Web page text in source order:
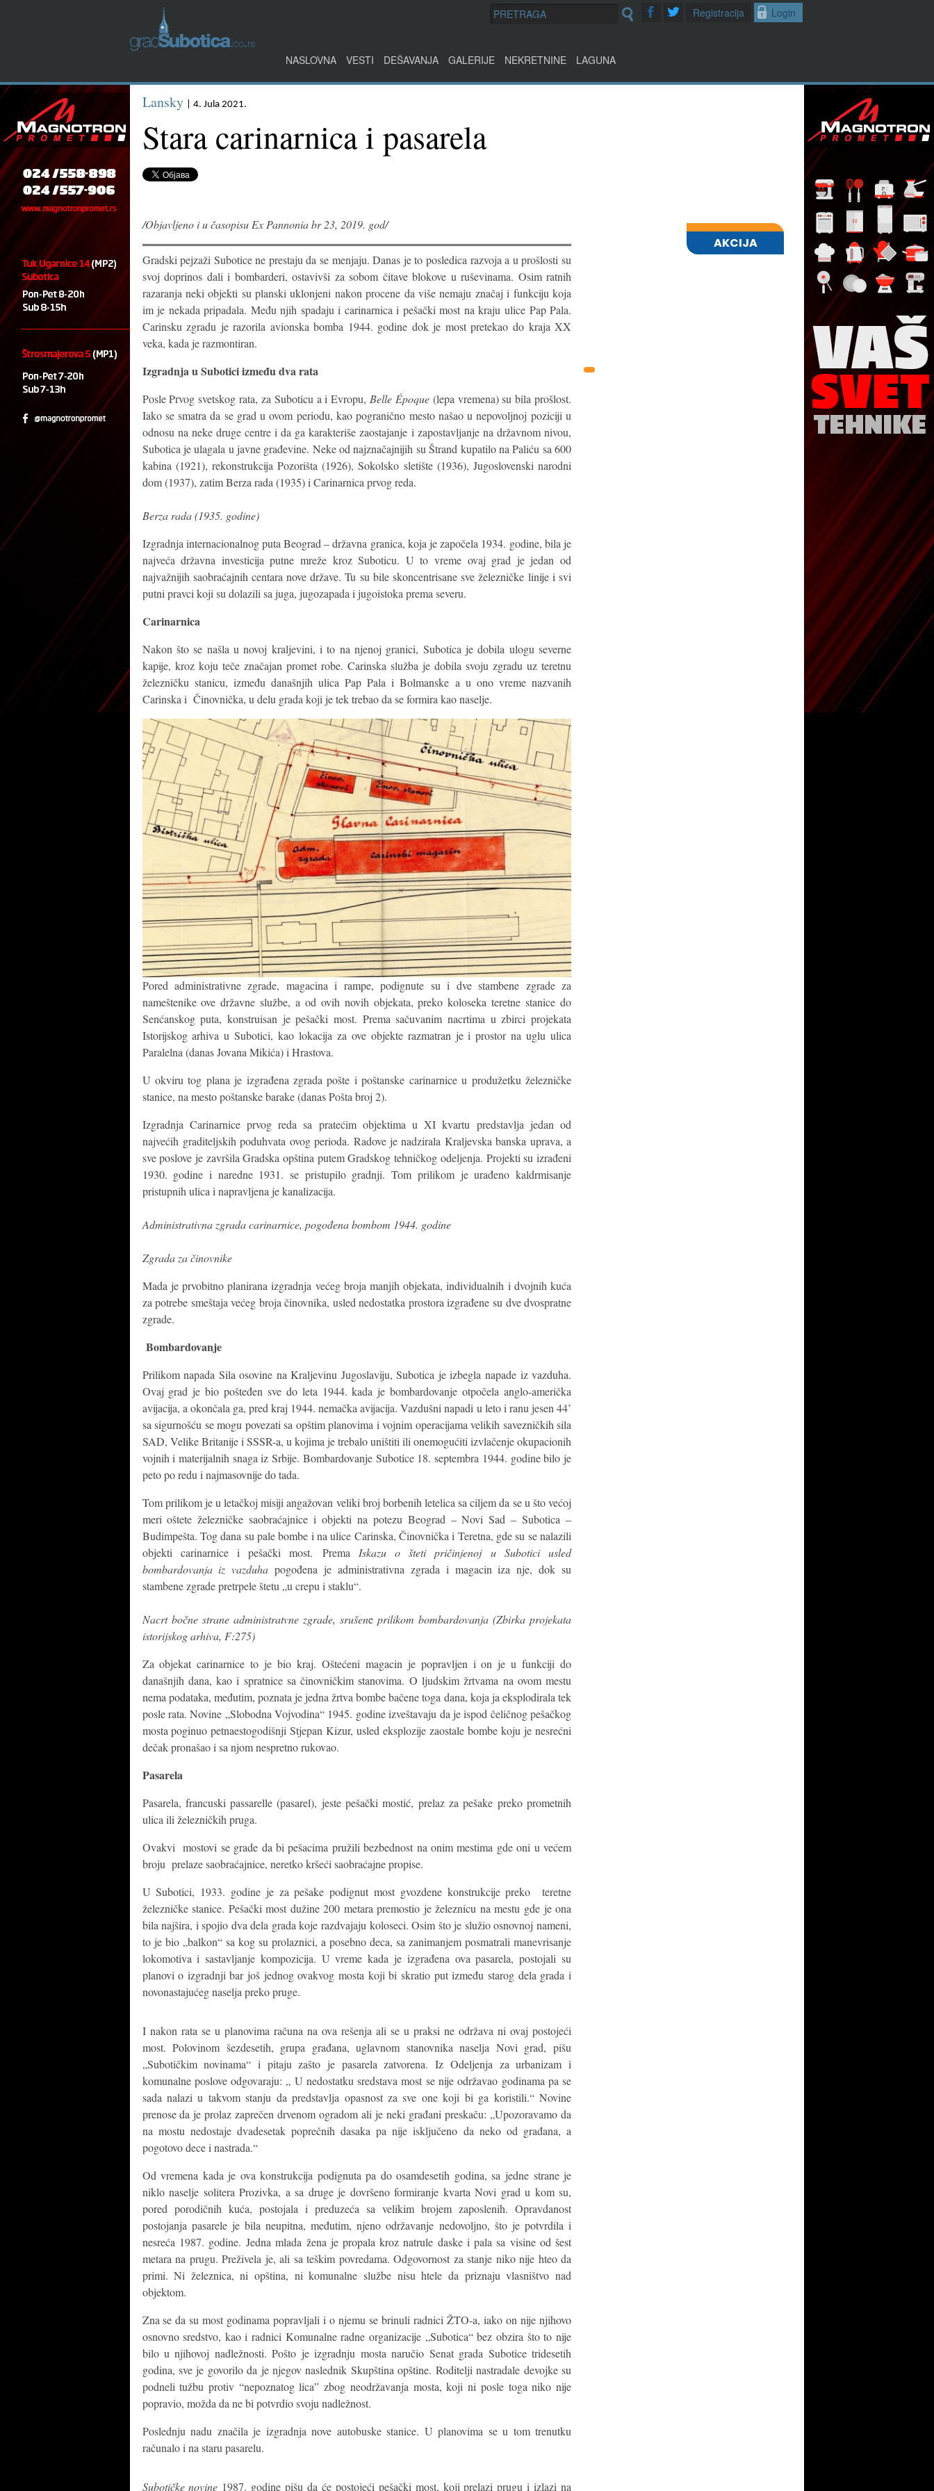
Login
Registracija
NASLOVNA VESTI DEŠAVANJA GALERIJE NEKRETNINE LAGUNA
Lansky | 4. Jula 2021.
Stara carinarnica i pasarela
/Objavljeno i u časopisu Ex Pannonia br 23, 2019. god/
Gradski pejzaži Subotice ne prestaju da se menjaju. Danas je to posledica razvoja a u prošlosti su
svoj doprinos dali i bombarderi, ostavivši za sobom čitave blokove u ruševinama. Osim ratnih
razaranja neki objekti su planski uklonjeni nakon procene da više nemaju značaj i funkciju koja
im je nekada pripadala. Među njih spadaju i carinarnica i pešački most na kraju ulice Pap Pala.
Carinsku zgradu je razorila avionska bomba 1944. godine dok je most pretekao do kraja XX
veka, kada je razmontiran.
Izgradnja u Subotici između dva rata
Posle Prvog svetskog rata, za Suboticu a i Evropu, Belle Époque(lepa vremena) su bila prošlost.
Iako se smatra da se grad u ovom periodu, kao pogranično mesto našao u nepovoljnoj poziciji u
odnosu na neke druge centre i da ga karakteriše zaostajanje i zapostavljanje na državnom nivou,
Subotica je ulagala u javne građevine. Neke od najznačajnijih su Štrand kupatilo na Paliću sa 600
kabina (1921), rekonstrukcija Pozorišta (1926), Sokolsko sletište (1936), Jugoslovenski narodni
dom (1937), zatim Berza rada (1935) i Carinarnica prvog reda.
Berza rada (1935. godine)
Izgradnja internacionalnog puta Beograd – državna granica, koja je započela 1934. godine, bila je
najveća državna investicija putne mreže kroz Suboticu. U to vreme ovaj grad je jedan od
najvažnijih saobraćajnih centara nove države. Tu su bile skoncentrisane sve železničke linije i svi
putni pravci koji su dolazili sa juga, jugozapada i jugoistoka prema severu.
Carinarnica
Nakon što se našla u novoj kraljevini, i to na njenoj granici, Subotica je dobila ulogu severne
kapije, kroz koju teče značajan promet robe. Carinska služba je dobila svoju zgradu uz teretnu
železničku stanicu, između današnjih ulica Pap Pala i Bolmanske a u ono vreme nazvanih
Carinska i Činovnička, u delu grada koji je tek trebao da se formira kao naselje.
Pored administrativne zgrade, magacina i rampe, podignute su i dve stambene zgrade za
nameštenike ove državne službe, a od ovih novih objekata, preko koloseka teretne stanice do
Senćanskog puta, konstruisan je pešački most. Prema sačuvanim nacrtima u zbirci projekata
Istorijskog arhiva u Subotici, kao lokacija za ove objekte razmatran je i prostor na uglu ulica
Paralelna (danas Jovana Mikića) i Hrastova.
U okviru tog plana je izgrađena zgrada pošte i poštanske carinarnice u produžetku železničke
stanice, na mesto poštanske barake (danas Pošta broj 2).
Izgradnja Carinarnice prvog reda sa pratećim objektima u XI kvartu predstavlja jedan od
najvećih graditeljskih poduhvata ovog perioda. Radove je nadzirala Kraljevska banska uprava, a
sve poslove je završila Gradska opština putem Gradskog tehničkog odeljenja. Projekti su izrađeni
1930. godine i naredne 1931. se pristupilo gradnji. Tom prilikom je urađeno kaldrmisanje
pristupnih ulica i napravljena je kanalizacija.
Administrativna zgrada carinarnice, pogođena bombom 1944. godine
Zgrada za činovnike
Mada je prvobitno planirana izgradnja većeg broja manjih objekata, individualnih i dvojnih kuća
za potrebe smeštaja većeg broja činovnika, usled nedostatka prostora izgrađene su dve dvospratne
zgrade.
Bombardovanje
Prilikom napada Sila osovine na Kraljevinu Jugoslaviju, Subotica je izbegla napade iz vazduha.
Ovaj grad je bio pošteđen sve do leta 1944. kada je bombardovanje otpočela anglo-američka
avijacija, a okončala ga, pred kraj 1944. nemačka avijacija. Vazdušni napadi u leto i ranu jesen 44’
sa sigurnošću se mogu povezati sa opštim planovima i vojnim operacijama velikih savezničkih sila
SAD, Velike Britanije i SSSR-a, u kojima je trebalo uništiti ili onemogućiti izvlačenje okupacionih
vojnih i materijalnih snaga iz Srbije. Bombardovanje Subotice 18. septembra 1944. godine bilo je
peto po redu i najmasovnije do tada.
Tom prilikom je u letačkoj misiji angažovan veliki broj borbenih letelica sa ciljem da se u što većoj
meri oštete železničke saobraćajnice i objekti na potezu Beograd – Novi Sad – Subotica –
Budimpešta. Tog dana su pale bombe i na ulice Carinska, Činovnička i Teretna, gde su se nalazili
objekti carinarnice i pešački most. Prema Iskazu o šteti pričinjenoj u Subotici usled
bombardovanja iz vazduhapogođena je administrativna zgrada i magacin iza nje, dok su
stambene zgrade pretrpele štetu „u crepu i staklu“.
Nacrt bočne strane administratvne zgrade, srušeneprilikom bombardovanja (Zbirka projekata
istorijskog arhiva, F:275)
Za objekat carinarnice to je bio kraj. Oštećeni magacin je popravljen i on je u funkciji do
današnjih dana, kao i spratnice sa činovničkim stanovima. O ljudskim žrtvama na ovom mestu
nema podataka, međutim, poznata je jedna žrtva bombe bačene toga dana, koja ja eksplodirala tek
posle rata. Novine „Slobodna Vojvodina“ 1945. godine izveštavaju da je ispod čeličnog pešačkog
mosta poginuo petnaestogodišnji Stjepan Kizur, usled eksplozije zaostale bombe koju je nesrećni
dečak pronašao i sa njom nespretno rukovao.
Pasarela
Pasarela, francuski passarelle (pasarel), jeste pešački mostić, prelaz za pešake preko prometnih
ulica ili železničkih pruga.
Ovakvi mostovi se grade da bi pešacima pružili bezbednost na onim mestima gde oni u većem
broju prelaze saobraćajnice, neretko kršeći saobraćajne propise.
U Subotici, 1933. godine je za pešake podignut most gvozdene konstrukcije preko teretne
železničke stanice. Pešački most dužine 200 metara premostio je železnicu na mestu gde je ona
bila najšira, i spojio dva dela grada koje razdvajaju koloseci. Osim što je služio osnovnoj nameni,
to je bio „balkon“ sa kog su prolaznici, a posebno deca, sa zanimanjem posmatrali manevrisanje
lokomotiva i sastavljanje kompozicija. U vreme kada je izgrađena ova pasarela, postojali su
planovi o izgradnji bar još jednog ovakvog mosta koji bi skratio put između starog dela grada i
novonastajućeg naselja preko pruge.
I nakon rata se u planovima računa na ova rešenja ali se u praksi ne održava ni ovaj postojeći
most. Polovinom šezdesetih, grupa građana, uglavnom stanovnika naselja Novi grad, pišu
„Subotičkim novinama“ i pitaju zašto je pasarela zatvorena. Iz Odeljenja za urbanizam i
komunalne poslove odgovaraju: „ U nedostatku sredstava most se nije održavao godinama pa se
sada nalazi u takvom stanju da predstavlja opasnost za sve one koji bi ga koristili.“ Novine
prenose da je prolaz zaprečen drvenom ogradom ali je neki građani preskaču: „Upozoravamo da
na mostu nedostaje dvadesetak poprečnih dasaka pa nije isključeno da neko od građana, a
pogotovo dece i nastrada.“
Od vremena kada je ova konstrukcija podignuta pa do osamdesetih godina, sa jedne strane je
niklo naselje solitera Prozivka, a sa druge je dovršeno formiranje kvarta Novi grad u kom su,
pored porodičnih kuća, postojala i preduzeća sa velikim brojem zaposlenih. Opravdanost
postojanja pasarele je bila neupitna, međutim, njeno održavanje nedovoljno, što je potvrdila i
nesreća 1987. godine. Jedna mlada žena je propala kroz natrule daske i pala sa visine od šest
metara na prugu. Preživela je, ali sa teškim povredama. Odgovornost za stanje niko nije hteo da
primi. Ni železnica, ni opština, ni komunalne službe nisu htele da priznaju vlasništvo nad
objektom.
Zna se da su most godinama popravljali i o njemu se brinuli radnici ŽTO-a, iako on nije njihovo
osnovno sredstvo, kao i radnici Komunalne radne organizacije „Subotica“ bez obzira što to nije
bilo u njihovoj nadležnosti. Pošto je izgradnju mosta naručio Senat grada Subotice tridesetih
godina, sve je govorilo da je njegov naslednik Skupština opštine. Roditelji nastradale devojke su
podneli tužbu protiv “nepoznatog lica” zbog neodržavanja mosta, koji ni posle toga niko nije
popravio, možda da ne bi potvrdio svoju nadležnost.
Poslednju nadu značila je izgradnja nove autobuske stanice. U planovima se u tom trenutku
računalo i na staru pasarelu.
Subotičke novine 1987. godine pišu da će postojeći pešački most, koji prelazi prugu i izlazi na